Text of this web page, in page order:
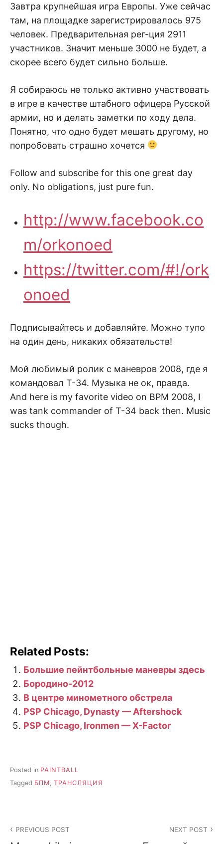
Завтра крупнейшая игра Европы. Уже сейчас
там, на площадке зарегистрировалось 975
человек. Предварительная рег-ция 2911
участников. Значит меньше 3000 не будет, а
скорее всего будет сильно больше.
Я собираюсь не только активно участвовать
в игре в качестве штабного офицера Русской
армии, но и делать заметки по ходу дела.
Понятно, что одно будет мешать другому, но
попробовать страшно хочется
Follow and subscribe for this one great day
only. No obligations, just pure fun.
http://www.facebook.co
m/orkonoed
https://twitter.com/#!/ork
onoed
Подписывайтесь и добавляйте. Можно тупо
на один день, никаких обязательств!
Мой любимый ролик с маневров 2008, где я
командовал Т-34. Музыка не ок, правда.
And here is my favorite video on BPM 2008, I
was tank commander of T-34 back then. Music
sucks though.
Related Posts:
Большие пейнтбольные маневры здесь
Бородино-2012
В центре минометного обстрела
PSP Chicago, Dynasty — Aftershock
PSP Chicago, Ironmen — X-Factor
Posted in PAINTBALL
Tagged БПМ, ТРАНСЛЯЦИЯ
navigation
PREVIOUS POST NEXT POST